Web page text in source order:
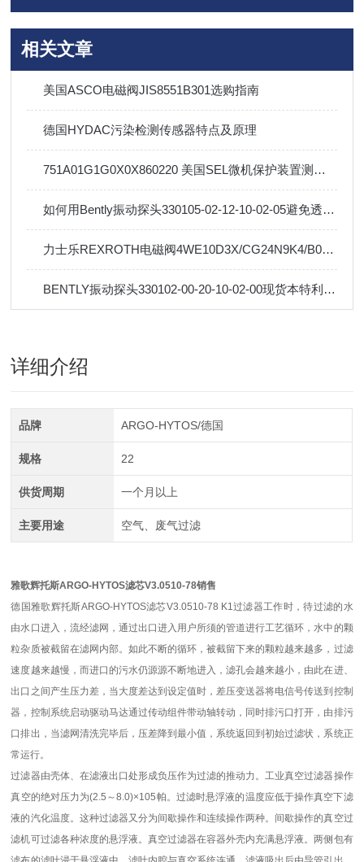
相关文章
美国ASCO电磁阀JIS8551B301选购指南
德国HYDAC污染检测传感器特点及原理
751A01G1G0X0X860220 美国SEL微机保护装置测量功能与应用
如何用Bently振动探头330105-02-12-10-02-05避免透平设备意外损坏
力士乐REXROTH电磁阀4WE10D3X/CG24N9K4/B08操作使用
BENTLY振动探头330102-00-20-10-02-00现货本特利测量原理
详细介绍
品牌 ARGO-HYTOS/德国
规格 22
供货周期 一个月以上
主要用途 空气、废气过滤
雅歌辉托斯ARGO-HYTOS滤芯V3.0510-78销售
德国雅歌辉托斯ARGO-HYTOS滤芯V3.0510-78 K1过滤器工作时，待过滤的水
由水口进入，流经滤网，通过出口进入用户所须的管道进行工艺循环，水中的颗
粒杂质被截留在滤网内部。如此不断的循环，被截留下来的颗粒越来越多，过滤
速度越来越慢，而进口的污水仍源源不断地进入，滤孔会越来越小，由此在进、
出口之间产生压力差，当大度差达到设定值时，差压变送器将电信号传送到控制
器，控制系统启动驱动马达通过传动组件带动轴转动，同时排污口打开，由排污
口排出，当滤网清洗完毕后，压差降到最小值，系统返回到初始过滤状，系统正
常运行。
过滤器由壳体、在滤液出口处形成负压作为过滤的推动力。工业真空过滤器操作
真空的绝对压力为(2.5～8.0)×105帕。过滤时悬浮液的温度应低于操作真空下滤
液的汽化温度。这种过滤器又分为间歇操作和连续操作两种。间歇操作的真空过
滤机可过滤各种浓度的悬浮液。真空过滤器在容器外壳内充满悬浮液。两侧包有